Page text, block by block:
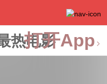
热电影
打开App